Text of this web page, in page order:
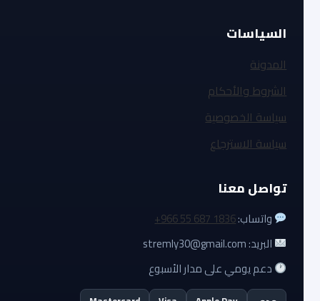
السياسات
المدونة
الشروط والأحكام
سياسة الخصوصية
سياسة الاسترجاع
تواصل معنا
واتساب:+966 55 687 1836
البريد: stremly30@gmail.com
دعم يومي على مدار الأسبوع